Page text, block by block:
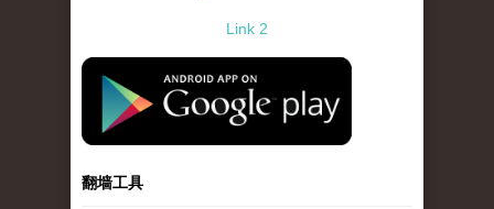
Link 2
standard-icon-googleplay-app-store.png
翻墙工具